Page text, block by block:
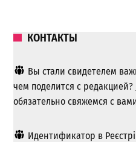
КОНТАКТЫ
Вы стали свидетелем
чем поделится с редакцией?
обязательно свяжемся с
Идентификатор в